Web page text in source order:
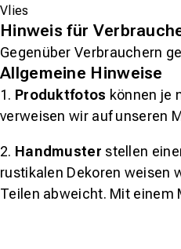
Vlies
Hinweis für
Gegenüber Verbrauchern
Allgemeine Hinweise
1. Produktfotos können je
verweisen wir auf unseren
2. Handmuster stellen
rustikalen Dekoren weisen
Teilen abweicht. Mit einem